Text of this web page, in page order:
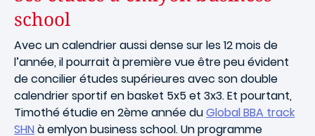
school
Avec un calendrier aussi dense sur les 12 mois de
l’année, il pourrait à première vue être peu évident
de concilier études supérieures avec son double
calendrier sportif en basket 5x5 et 3x3. Et pourtant,
Timothé étudie en 2ème année duGlobal BBA track
SHN à emlyon business school. Un programme